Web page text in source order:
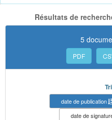
Résultats de
5
PDF
date de publication
date de